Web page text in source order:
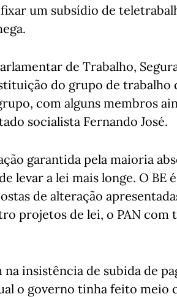
um subsídio de
de Trabalho,
do grupo de trabalho
com alguns membros
socialista Fernando José.
garantida pela maioria
levar a lei mais longe. O BE
de alteração
projetos de lei, o PAN com
na insistência de subida de
o governo tinha feito meio